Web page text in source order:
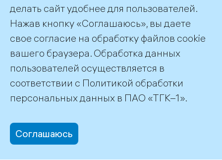
← Все публикации
©2026 ПАО «ТГК–1»
office@tgc1.ru
делать сайт удобнее для пользователей.
Нажав кнопку «Соглашаюсь», вы даете
свое согласие на обработку файлов cookie
вашего браузера. Обработка данных
пользователей осуществляется в
соответствии с Политикой обработки
персональных данных в ПАО «ТГК–1».
Соглашаюсь